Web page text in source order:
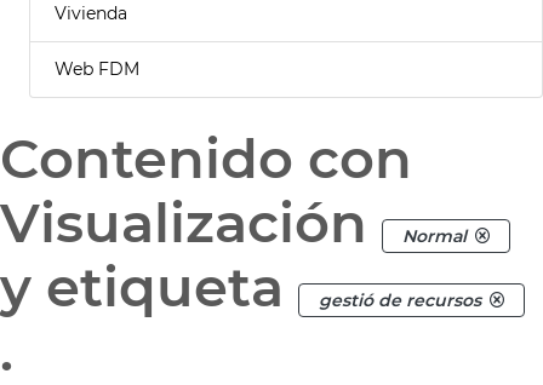
Vivienda
Web FDM
Contenido con
Visualización
Normal
y etiqueta gestió de recursos
.